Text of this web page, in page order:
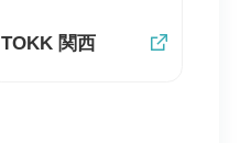
TOKK 関西